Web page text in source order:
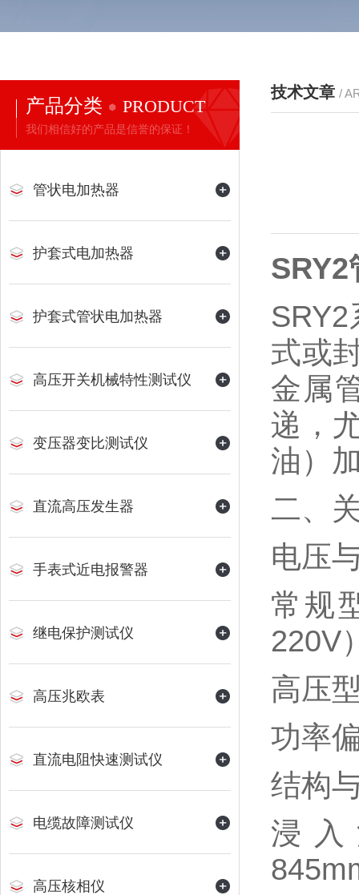
产品分类 PRODUCT
我们相信好的产品是信誉的保证！
管状电加热器
护套式电加热器
护套式管状电加热器
高压开关机械特性测试仪
变压器变比测试仪
直流高压发生器
手表式近电报警器
继电保护测试仪
高压兆欧表
直流电阻快速测试仪
电缆故障测试仪
高压核相仪
技术文章 /
SRY2
式或
金属
递，
油）
二、
电压
常规
220V
高压
功率
结构
浸